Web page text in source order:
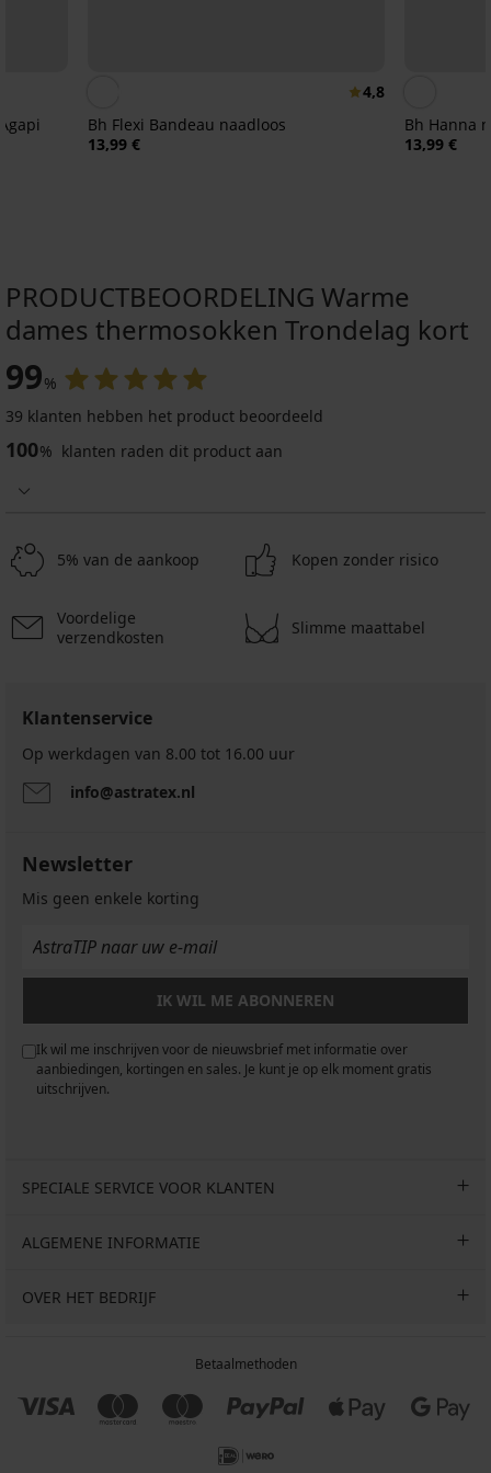
4,8
Bh Flexi Bandeau naadloos
13,99 €
Bh Hanna
13,99 €
PRODUCTBEOORDELING Warme
dames thermosokken Trondelag kort
99%
39 klanten hebben het product beoordeeld
100% klanten raden dit product aan
5% van de aankoop Kopen zonder risico
Voordelige
verzendkosten
Slimme maattabel
Klantenservice
Op werkdagen van 8.00 tot 16.00 uur
info@astratex.nl
Newsletter
Mis geen enkele korting
IK WIL ME ABONNEREN
Ik wil me inschrijven voor de nieuwsbrief met informatie over
aanbiedingen, kortingen en sales. Je kunt je op elk moment gratis
uitschrijven.
SPECIALE SERVICE VOOR KLANTEN
ALGEMENE INFORMATIE
OVER HET BEDRIJF
Betaalmethoden